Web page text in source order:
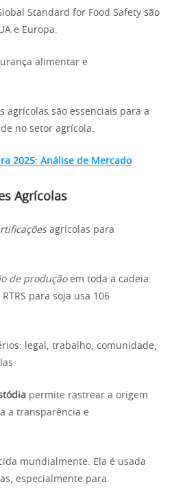
Standard for Food Safety são
e Europa.
alimentar e
agrícolas são essenciais para a
no setor agrícola.
2025: Análise de Mercado
Agrícolas
agrícolas para
de produçãoem toda a cadeia.
para soja usa 106
legal, trabalho, comunidade,
permite rastrear a origem
a transparência e
mundialmente. Ela é usada
especialmente para